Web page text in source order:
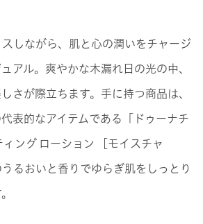
しながら、肌と心の潤いをチャージ
アル。爽やかな木漏れ日の光の中、
さが際立ちます。手に持つ商品は、
表的なアイテムである「ドゥーナチ
ング ローション ［モイスチャ
るおいと香りでゆらぎ肌をしっとり